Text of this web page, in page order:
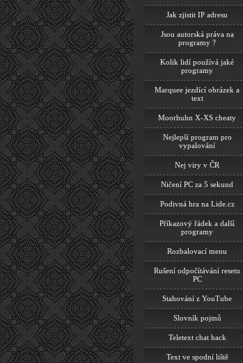
Jak zjistit IP adresu
Jsou autorská práva na
programy ?
Kolik lidí používá jaké
programy
Marquee jezdící obrázek a
text
Moorhuhn X-XS cheaty
Nejlepší program pro
vypalování
Nej viry v ČR
Ničení PC za 5 sekund
Podivná hra na Lide.cz
Příkazový řádek a další
programy
Rozbalovací menu
Rušení odpočítávání resetu
PC
Stahování z YouTube
Slovník pojmů
Teletext chat hack
Text ve spodní liště